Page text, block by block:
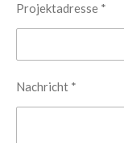
Projektadresse *
Nachricht *